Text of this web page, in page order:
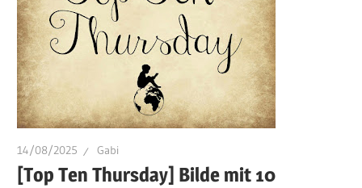
14/08/2025 Gabi
[Top Ten Thursday] Bilde mit 10